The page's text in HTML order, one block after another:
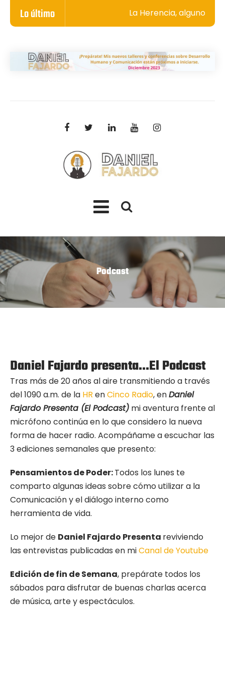
Lo último La Herencia, algunos
Podcast
Daniel Fajardo presenta…El Podcast
Tras más de 20 años al aire transmitiendo a través
del 1090 a.m. de la HR enCinco Radio, enDaniel
Fajardo Presenta (El Podcast) mi aventura frente al
micrófono continúa en lo que considero la nueva
forma de hacer radio. Acompáñame a escuchar las
3 ediciones semanales que presento:
Pensamientos de Poder:Todos los lunes te
comparto algunas ideas sobre cómo utilizar a la
Comunicación y el diálogo interno como
herramienta de vida.
Lo mejor de Daniel Fajardo Presenta reviviendo
las entrevistas publicadas en miCanal de Youtube
Edición de fin de Semana, prepárate todos los
sábados para disfrutar de buenas charlas acerca
de música, arte y espectáculos.